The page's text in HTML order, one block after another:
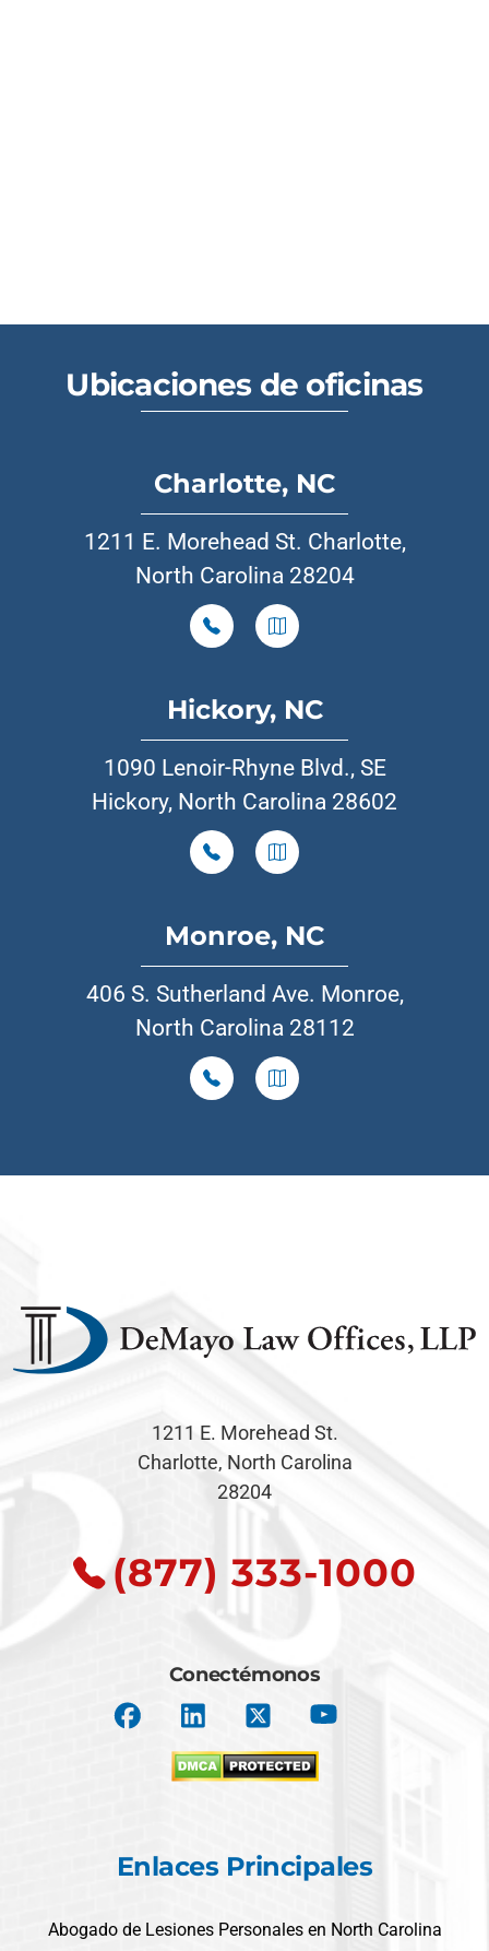
Ubicaciones de oficinas
Charlotte, NC
1211 E. Morehead St. Charlotte,
North Carolina 28204
Hickory, NC
1090 Lenoir-Rhyne Blvd., SE
Hickory, North Carolina 28602
Monroe, NC
406 S. Sutherland Ave. Monroe,
North Carolina 28112
1211 E. Morehead St.
Charlotte, North Carolina
28204
(877) 333-1000
Conectémonos
Enlaces Principales
Abogado de Lesiones Personales en North Carolina